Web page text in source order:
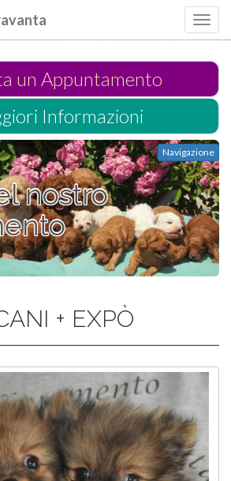
un Appuntamento
Informazioni
Navigazione
nostro
+ EXPÒ